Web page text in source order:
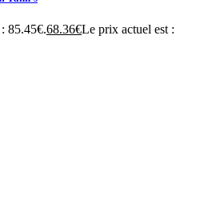
85.45€.68.36€Le prix actuel est :